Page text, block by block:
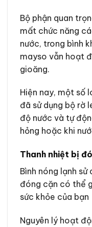
Bộ phận quan
mất chức năng
nước, trong bình
mayso vẫn hoạt
gioăng.
Hiện nay, một số
đã sử dụng bộ rờ
độ nước và tự
hỏng hoặc khi
Thanh nhiệt bị
Bình nóng lạnh
đóng cặn có thể
sức khỏe của bạn
Nguyên lý hoạt